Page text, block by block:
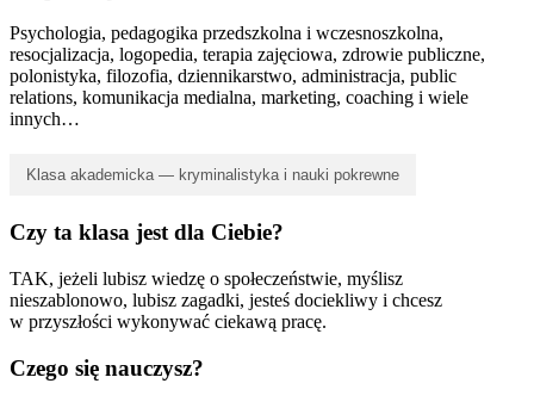
Psychologia, pedagogika przedszkolna i wczesnoszkolna,
resocjalizacja, logopedia, terapia zajęciowa, zdrowie publiczne,
polonistyka, filozofia, dziennikarstwo, administracja, public
relations, komunikacja medialna, marketing, coaching i wiele
innych…
Klasa akademicka — kryminalistyka i nauki pokrewne
Czy ta klasa jest dla Ciebie?
TAK, jeżeli lubisz wiedzę o społeczeństwie, myślisz
nieszablonowo, lubisz zagadki, jesteś dociekliwy i chcesz
w przyszłości wykonywać ciekawą pracę.
Czego się nauczysz?